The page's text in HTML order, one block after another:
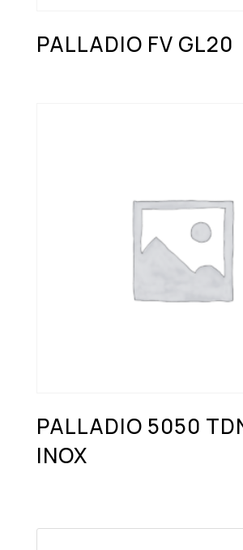
PALLADIO FV GL20
PALLADIO 5050
INOX